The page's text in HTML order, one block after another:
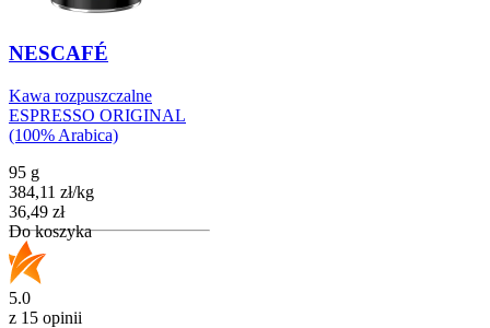
NESCAFÉ
Kawa rozpuszczalne
ESPRESSO ORIGINAL
(100% Arabica)
95 g
384,11 zł/kg
Cena
36,49 zł
Do koszyka
5.0
z 15 opinii